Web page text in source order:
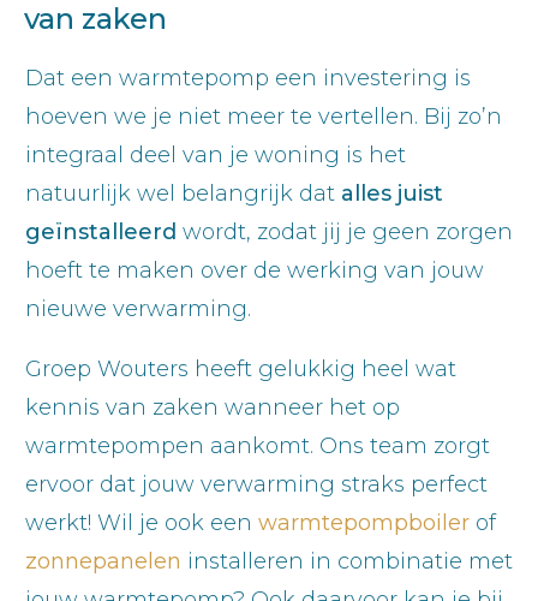
van zaken
Dat een warmtepomp een investering is
hoeven we je niet meer te vertellen. Bij zo’n
integraal deel van je woning is het
natuurlijk wel belangrijk dat alles juist
geïnstalleerd wordt, zodat jij je geen zorgen
hoeft te maken over de werking van jouw
nieuwe verwarming.
Groep Wouters heeft gelukkig heel wat
kennis van zaken wanneer het op
warmtepompen aankomt. Ons team zorgt
ervoor dat jouw verwarming straks perfect
werkt! Wil je ook een warmtepompboiler of
zonnepanelen installeren in combinatie met